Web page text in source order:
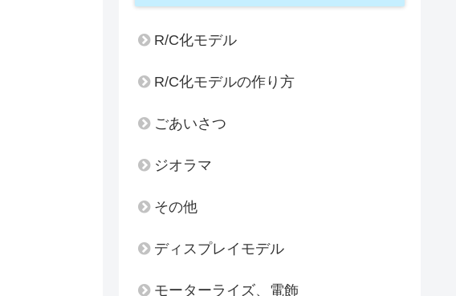
R/C化モデル
R/C化モデルの作り方
ごあいさつ
ジオラマ
その他
ディスプレイモデル
モーターライズ、電飾